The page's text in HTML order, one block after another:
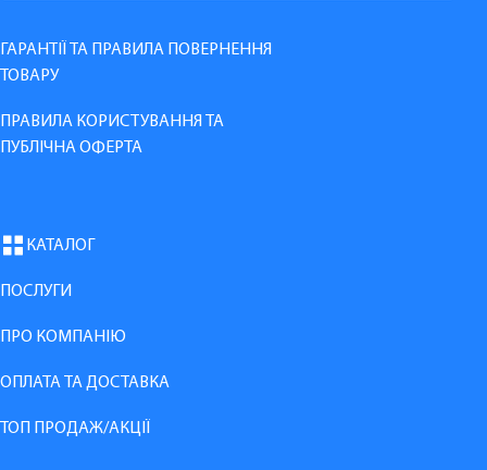
ГАРАНТІЇ ТА ПРАВИЛА ПОВЕРНЕННЯ
ТОВАРУ
ПРАВИЛА КОРИСТУВАННЯ ТА
ПУБЛІЧНА ОФЕРТА
КАТАЛОГ
ПОСЛУГИ
ПРО КОМПАНІЮ
ОПЛАТА ТА ДОСТАВКА
ТОП ПРОДАЖ/АКЦІЇ